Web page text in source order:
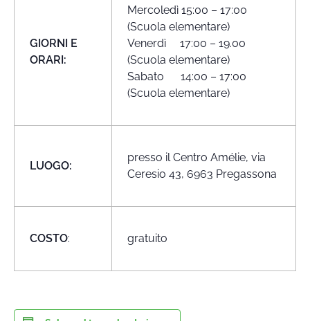
GIORNI E
ORARI:
Mercoledì 15:00 – 17:00
(Scuola elementare)
Venerdì 17:00 – 19.00
(Scuola elementare)
Sabato 14:00 – 17:00
(Scuola elementare)
LUOGO:
presso il Centro Amélie, via
Ceresio 43, 6963 Pregassona
COSTO: gratuito